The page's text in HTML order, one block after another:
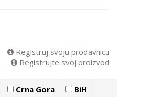
Registruj svoju prodavnicu
Registrujte svoj proizvod
Crna Gora BiH